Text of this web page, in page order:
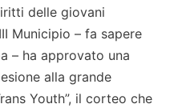
delle giovani
Municipio – fa sapere
– ha approvato una
alla grande
Youth”, il corteo che